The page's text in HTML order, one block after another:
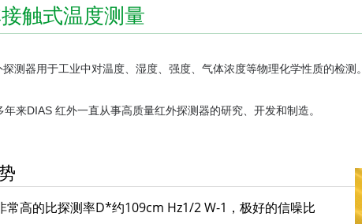
触式温度测量
探测器用于工业中对温度、湿度、强度、气体浓度等物理化学性质的检测。
年来DIAS 红外一直从事高质量红外探测器的研究、开发和制造。
常高的比探测率D*约109cm Hz1/2 W-1，极好的信噪比